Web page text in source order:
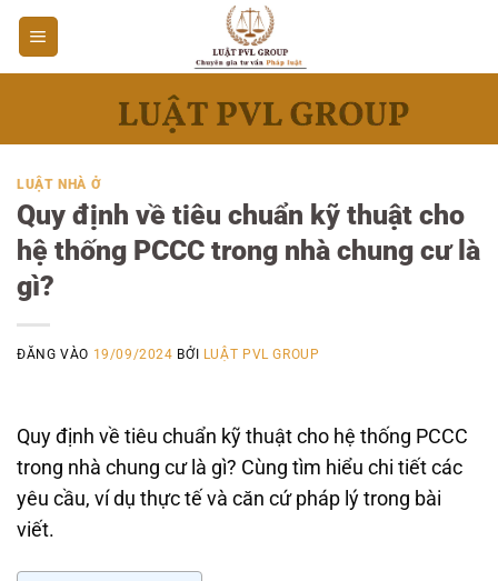
Bỏ
qua
nội
LUẬT NHÀ Ở
Quy định về tiêu chuẩn kỹ thuật cho
hệ thống PCCC trong nhà chung cư là
gì?
ĐĂNG VÀO 19/09/2024 BỞI LUẬT PVL GROUP
Quy định về tiêu chuẩn kỹ thuật cho hệ thống PCCC
trong nhà chung cư là gì? Cùng tìm hiểu chi tiết các
yêu cầu, ví dụ thực tế và căn cứ pháp lý trong bài
viết.